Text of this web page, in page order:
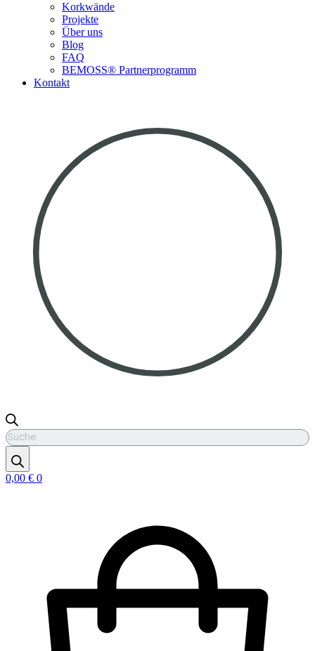
Korkwände
Projekte
Über uns
Blog
FAQ
BEMOSS® Partnerprogramm​
Kontakt
Products
search
0,00 € 0